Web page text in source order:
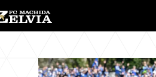
チケット購入 オンラインストア